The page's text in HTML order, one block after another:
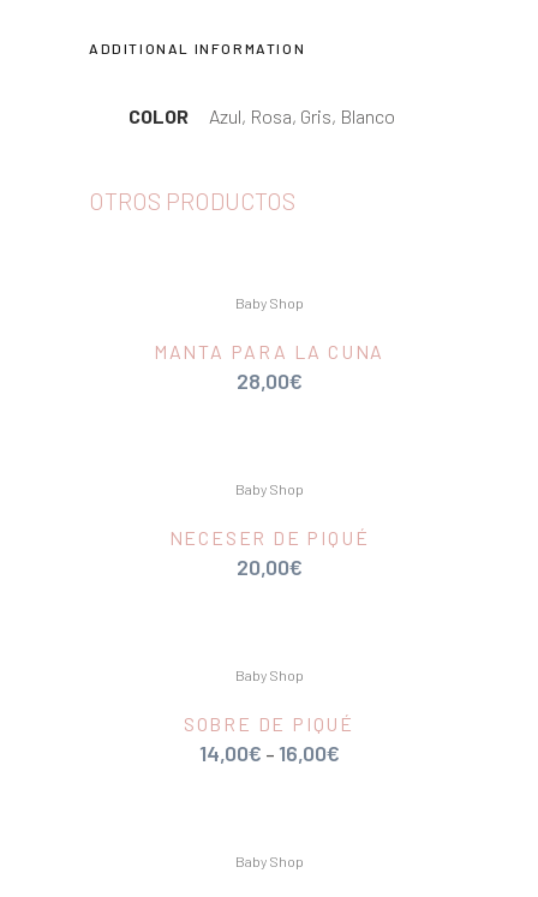
ADDITIONAL INFORMATION
COLOR Azul, Rosa, Gris, Blanco
OTROS PRODUCTOS
Baby Shop
MANTA PARA LA CUNA
28,00€
Baby Shop
NECESER DE PIQUÉ
20,00€
Baby Shop
SOBRE DE PIQUÉ
14,00€ – 16,00€
Baby Shop